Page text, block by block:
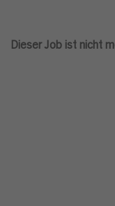
Dieser Job ist nicht